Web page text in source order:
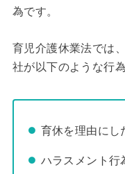
為です。
育児介護休業法では
社が以下のような行
育休を理由にし
ハラスメント行